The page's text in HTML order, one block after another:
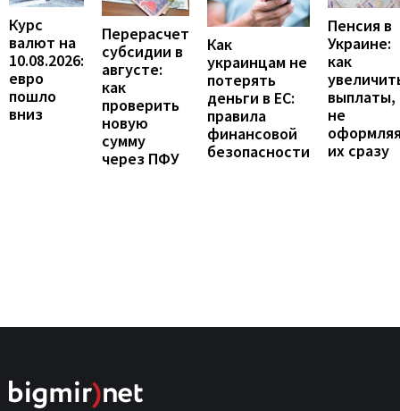
Курс
валют на
10.08.2026:
евро
пошло
вниз
Перерасчет
субсидии в
августе:
как
проверить
новую
сумму
через ПФУ
Как
украинцам не
потерять
деньги в ЕС:
правила
финансовой
безопасности
Пенсия в
Украине:
как
выплаты,
не
их сразу